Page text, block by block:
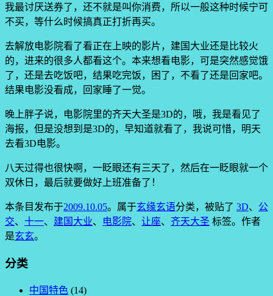
我最讨厌送券了，还不就是叫你消费，所以一般这种时候宁可
不买，等什么时候搞真正打折再买。
去解放电影院看了看正在上映的影片，建国大业还是比较火
的，进来的很多人都看这个。本来想看电影，可是突然感觉饿
了，还是去吃饭吧，结果吃完饭，困了，不看了还是回家吧。
结果电影没看成，回家睡了一觉。
晚上胖子说，电影院里的齐天大圣是3D的，哦，我是看见了
海报，但是没想到是3D的，早知道就看了，我说可惜，明天
去看3D电影。
八天过得也很快啊，一眨眼还有三天了，然后在一眨眼就一个
双休日，最后就要做好上班准备了！
本条目发布于2009.10.05。属于玄缘玄语分类，被贴了 3D、 公
交、 十一、 建国大业、 电影院、 让座、 齐天大圣 标签。 作者
是玄玄。
分类
中国特色 (14)